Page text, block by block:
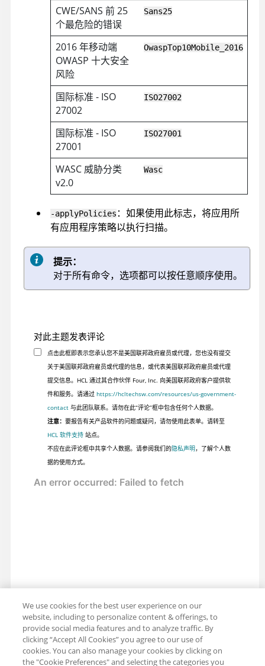
CWE/SANS 前 25
个最危险的错误
Sans25
2016 年移动端
OWASP 十大安全
风险
OwaspTop10Mobile_2016
国际标准 - ISO
27002
ISO27002
国际标准 - ISO
27001
ISO27001
WASC 威胁分类
v2.0
Wasc
-applyPolicies ：如果使用此标志，将应用所
有应用程序策略以执行扫描。
提示：
对于所有命令，选项都可以按任意顺序使用。
对此主题发表评论
点击此框即表示您承认您不是美国联邦政府雇员或代理，您也没有提交
关于美国联邦政府雇员或代理的信息，或代表美国联邦政府雇员或代理
提交信息。HCL 通过其合作伙伴 Four, Inc. 向美国联邦政府客户提供软
件和服务。请通过 https://hcltechsw.com/resources/us-government-
contact与此团队联系。请勿在此“评论”框中包含任何个人数据。
注意： 要报告有关产品软件的问题或疑问，请勿使用此表单。请转至
HCL 软件支持站点。
不应在此评论框中共享个人数据。请参阅我们的隐私声明，了解个人数
据的使用方式。
We use cookies for the best user experience on our
website, including to personalize content & offerings, to
provide social media features and to analyze traffic. By
clicking “Accept All Cookies” you agree to our use of
cookies. You can also manage your cookies by clicking on
the "Cookie Preferences" and selecting the categories you